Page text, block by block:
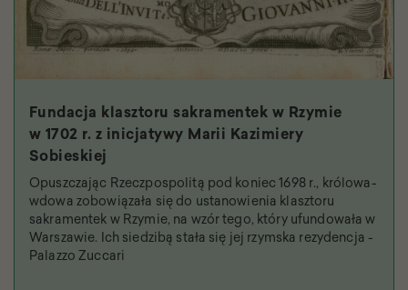
Fundacja klasztoru sakramentek w Rzymie
w 1702 r. z inicjatywy Marii Kazimiery
Sobieskiej
Opuszczając Rzeczpospolitą pod koniec 1698 r., królowa-
wdowa zobowiązała się do ustanowienia klasztoru
sakramentek w Rzymie, na wzór tego, który ufundowała w
Warszawie. Ich siedzibą stała się jej rzymska rezydencja -
Palazzo Zuccari